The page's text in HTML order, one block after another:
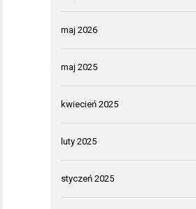
maj 2026
maj 2025
kwiecień 2025
luty 2025
styczeń 2025